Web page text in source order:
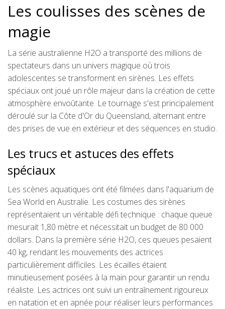
Les coulisses des scènes de
magie
La série australienne H2O a transporté des millions de
spectateurs dans un univers magique où trois
adolescentes se transforment en sirènes. Les effets
spéciaux ont joué un rôle majeur dans la création de cette
atmosphère envoûtante. Le tournage s'est principalement
déroulé sur la Côte d'Or du Queensland, alternant entre
des prises de vue en extérieur et des séquences en studio.
Les trucs et astuces des effets
spéciaux
Les scènes aquatiques ont été filmées dans l'aquarium de
Sea World en Australie. Les costumes des sirènes
représentaient un véritable défi technique : chaque queue
mesurait 1,80 mètre et nécessitait un budget de 80 000
dollars. Dans la première série H2O, ces queues pesaient
40 kg, rendant les mouvements des actrices
particulièrement difficiles. Les écailles étaient
minutieusement posées à la main pour garantir un rendu
réaliste. Les actrices ont suivi un entraînement rigoureux
en natation et en apnée pour réaliser leurs performances